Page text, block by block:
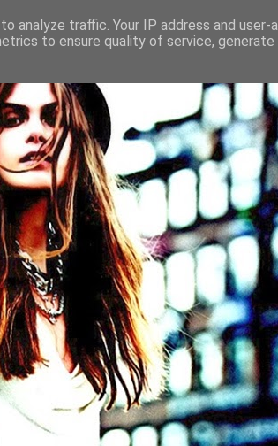
analyze traffic. Your IP address and user-
to ensure quality of service, generate